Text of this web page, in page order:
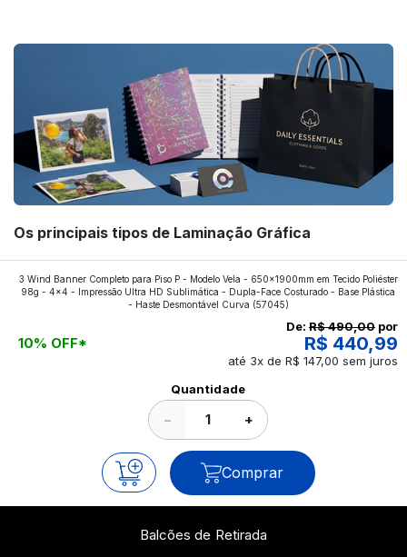
Os principais tipos de Laminação Gráfica
aplicados nos impressos da gráfica FuturaIM? Então,
continue a leitura que vamos revelar para você!
3 Wind Banner Completo para Piso P - Modelo Vela - 650x1900mm em Tecido Poliéster
98g - 4x4 - Impressão Ultra HD Sublimática - Dupla-Face Costurado - Base Plástica
- Haste Desmontável Curva (57045)
10% OFF*
De: R$ 490,00 por
R$ 440,99
até 3x de R$ 147,00 sem juros
Quantidade
− +
Comprar
Balcões de Retirada